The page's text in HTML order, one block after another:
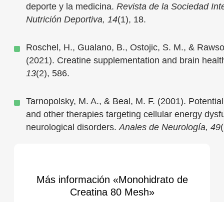
deporte y la medicina. Revista de la Sociedad
Nutrición Deportiva, 14(1), 18.
Roschel, H., Gualano, B., Ostojic, S. M., &
(2021). Creatine supplementation and brain
13(2), 586.
Tarnopolsky, M. A., & Beal, M. F. (2001).
and other therapies targeting cellular energy
neurological disorders.Anales de Neurología, 49
Más información «Monohidrato de
Creatina 80 Mesh»